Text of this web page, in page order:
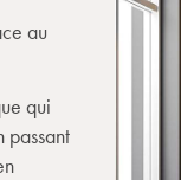
au
qui
passant